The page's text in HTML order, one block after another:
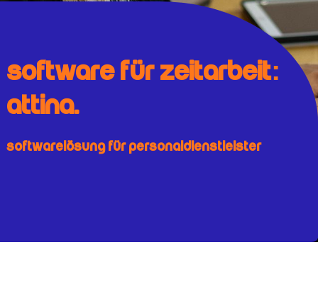
Software für Zeitarbeit:
Attina.
Softwarelösung für Personaldienstleister